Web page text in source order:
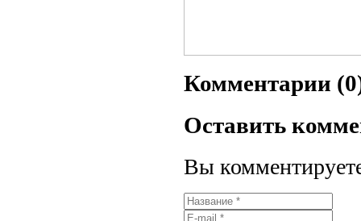
Комментарии
Оставить
Вы